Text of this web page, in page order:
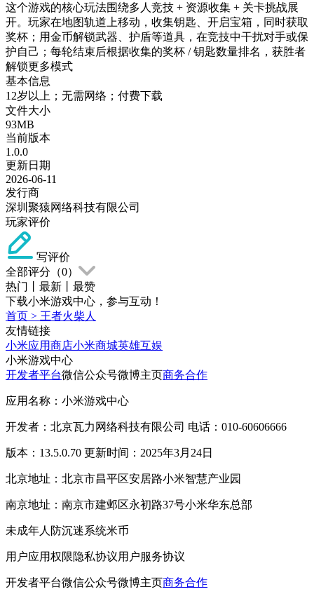
这个游戏的核心玩法围绕多人竞技 + 资源收集 + 关卡挑战展
开。玩家在地图轨道上移动，收集钥匙、开启宝箱，同时获取
奖杯；用金币解锁武器、护盾等道具，在竞技中干扰对手或保
护自己；每轮结束后根据收集的奖杯 / 钥匙数量排名，获胜者
解锁更多模式
基本信息
12岁以上；无需网络；付费下载
文件大小
93MB
当前版本
1.0.0
更新日期
2026-06-11
发行商
深圳聚猿网络科技有限公司
玩家评价
写评价
全部评分（0）
热门
最新
最赞
下载小米游戏中心，参与互动！
首页 > 王者火柴人
友情链接
小米应用商店小米商城英雄互娱
小米游戏中心
开发者平台微信公众号微博主页商务合作
应用名称：小米游戏中心
开发者：北京瓦力网络科技有限公司 电话：010-60606666
版本：13.5.0.70 更新时间：2025年3月24日
北京地址：北京市昌平区安居路小米智慧产业园
南京地址：南京市建邺区永初路37号小米华东总部
未成年人防沉迷系统米币
用户应用权限隐私协议用户服务协议
开发者平台微信公众号微博主页商务合作